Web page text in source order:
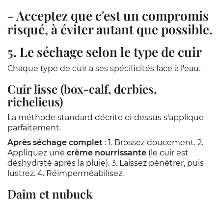
- Acceptez que c'est un compromis
risqué, à éviter autant que possible.
5. Le séchage selon le type de cuir
Chaque type de cuir a ses spécificités face à l'eau.
Cuir lisse (box-calf, derbies,
richelieus)
La méthode standard décrite ci-dessus s'applique
parfaitement.
Après séchage complet : 1. Brossez doucement. 2.
Appliquez une crème nourrissante (le cuir est
déshydraté après la pluie). 3. Laissez pénétrer, puis
lustrez. 4. Réimperméabilisez.
Daim et nubuck